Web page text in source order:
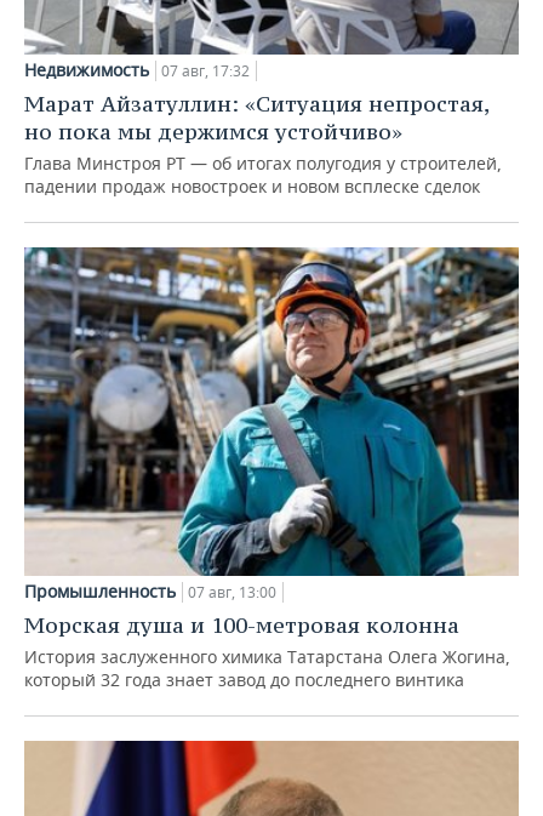
Недвижимость 07 авг, 17:32
Марат Айзатуллин: «Ситуация непростая,
но пока мы держимся устойчиво»
Глава Минстроя РТ — об итогах полугодия у строителей,
падении продаж новостроек и новом всплеске сделок
Промышленность 07 авг, 13:00
Морская душа и 100-метровая колонна
История заслуженного химика Татарстана Олега Жогина,
который 32 года знает завод до последнего винтика